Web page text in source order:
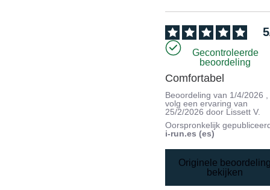
5
Gecontroleerde
beoordeling
Comfortabel
Beoordeling van 1/4/2026
volg een ervaring van
25/2/2026 door Lissett V.
Oorspronkelijk
i-run.es (es)
Originele
bekijken